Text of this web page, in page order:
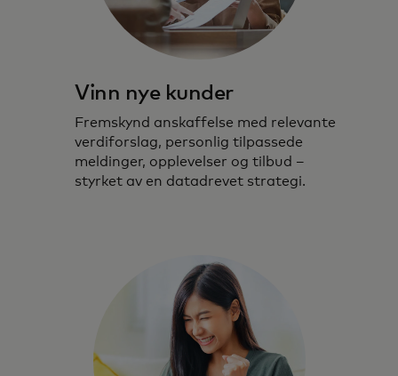
Vinn nye kunder
Fremskynd anskaffelse med relevante
verdiforslag, personlig tilpassede
meldinger, opplevelser og tilbud –
styrket av en datadrevet strategi.